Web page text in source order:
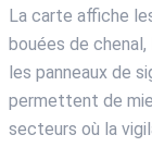
La carte affiche
bouées de
les panneaux de
permettent de
secteurs où la